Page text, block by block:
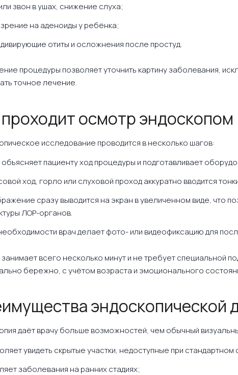
звон в ушах, снижение слуха;
на аденоиды у ребёнка;
отиты и осложнения после простуд.
процедуры позволяет уточнить картину заболевания,
точное лечение.
проходит осмотр эндоскопом
исследование проводится в несколько шагов:
объясняет пациенту ход процедуры и подготавливает
ход, горло или слуховой проход аккуратно вводится
сразу выводится на экран в увеличенном виде, что
ЛОР-органов.
врач делает фото- или видеофиксацию для
всего несколько минут и не требует специальной
бережно, с учётом возраста и эмоционального
эндоскопической
даёт врачу больше возможностей, чем обычный
увидеть скрытые участки, недоступные при
заболевания на ранних стадиях;